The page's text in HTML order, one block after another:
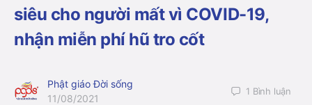
siêu cho người mất vì COVID-19,
nhận miễn phí hũ tro cốt
Phật giáo Đời sống
11/08/2021
1 Bình luận